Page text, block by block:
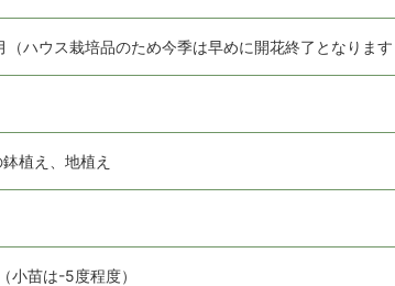
（ハウス栽培品のため今季は早めに開花終了となりま
植え、地植え
小苗は-5度程度）